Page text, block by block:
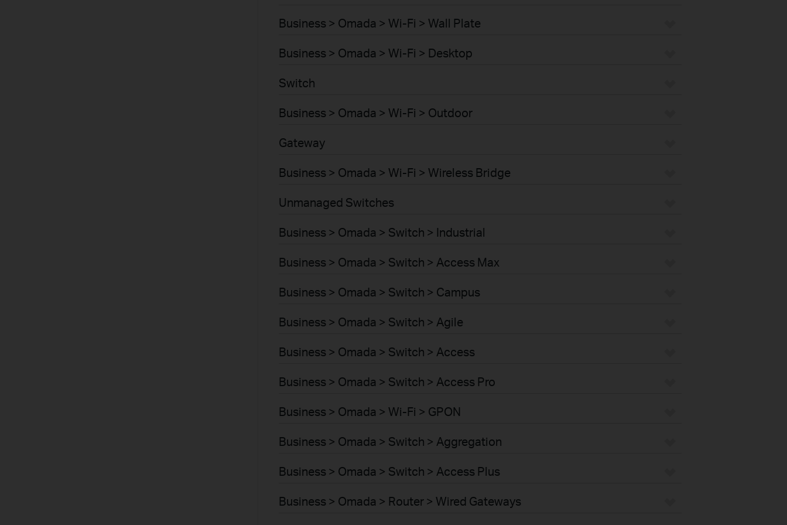
Business > Omada > Wi-Fi > Wall Plate
Business > Omada > Wi-Fi > Desktop
Switch
Business > Omada > Wi-Fi > Outdoor
Gateway
Business > Omada > Wi-Fi > Wireless Bridge
Unmanaged Switches
Business > Omada > Switch > Industrial
Business > Omada > Switch > Access Max
Business > Omada > Switch > Campus
Business > Omada > Switch > Agile
Business > Omada > Switch > Access
Business > Omada > Switch > Access Pro
Business > Omada > Wi-Fi > GPON
Business > Omada > Switch > Aggregation
Business > Omada > Switch > Access Plus
Business > Omada > Router > Wired Gateways